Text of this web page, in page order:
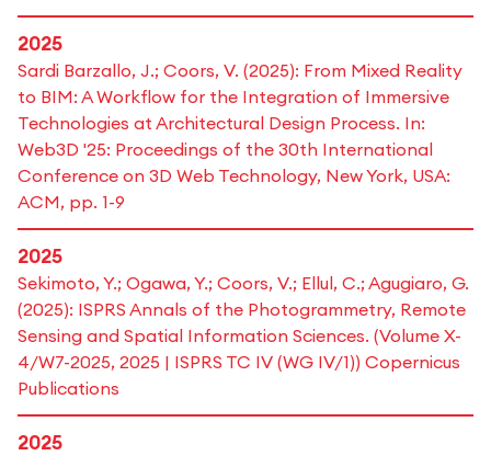
2025
Sardi Barzallo, J.; Coors, V. (2025): From Mixed Reality
to BIM: A Workflow for the Integration of Immersive
Technologies at Architectural Design Process. In:
Web3D '25: Proceedings of the 30th International
Conference on 3D Web Technology, New York, USA:
ACM, pp. 1-9
2025
Sekimoto, Y.; Ogawa, Y.; Coors, V.; Ellul, C.; Agugiaro, G.
(2025): ISPRS Annals of the Photogrammetry, Remote
Sensing and Spatial Information Sciences. (Volume X-
4/W7-2025, 2025 | ISPRS TC IV (WG IV/1)) Copernicus
Publications
2025